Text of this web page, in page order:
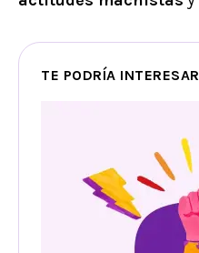
TE PODRÍA INTERESAR